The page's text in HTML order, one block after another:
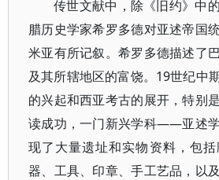
传世文献中，除《旧约》中
腊历史学家希罗多德对亚述帝国
米亚有所记叙。希罗多德描述了
及其所辖地区的富饶。19世纪中
的兴起和西亚考古的展开，特别
读成功，一门新兴学科——亚述
现了大量遗址和实物资料，包
器、工具、印章、手工艺品，以